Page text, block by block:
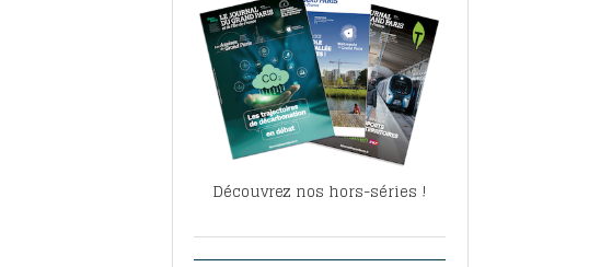
Découvrez nos hors-séries !